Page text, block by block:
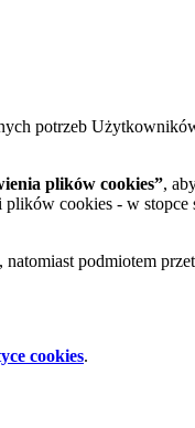
potrzeb
plików cookies”,
cookies - w
podmiotem
cookies.